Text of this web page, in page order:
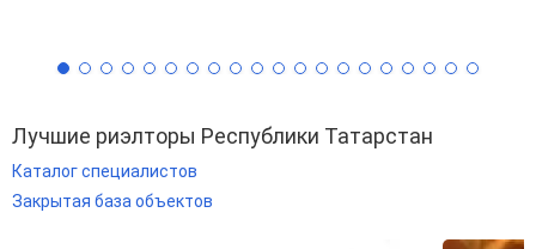
Лучшие риэлторы Республики Татарстан
Каталог специалистов
Закрытая база объектов